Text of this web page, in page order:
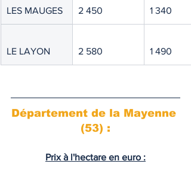
LES MAUGES 2 450 1 340
LE LAYON 2 580 1 490
Département de la Mayenne
(53) :
Prix à l'hectare en euro :